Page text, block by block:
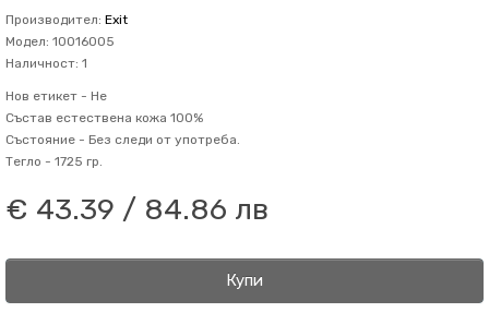
Производител: Exit
Модел: 10016005
Наличност: 1
Нов етикет - Не
Състав естествена кожа 100%
Състояние - Без следи от употреба.
Тегло - 1725 гр.
€ 43.39 / 84.86 лв
Купи